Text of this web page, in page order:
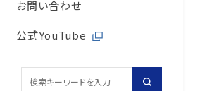
旭有機材の歴史
会社案内
お問い合わせ
公式YouTube